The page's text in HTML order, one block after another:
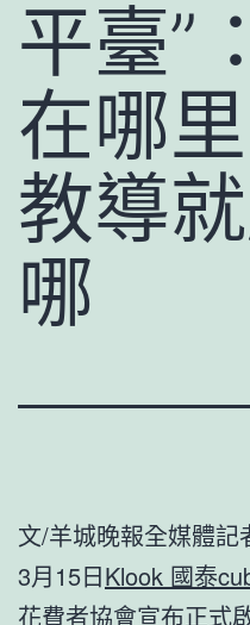
平臺”
在哪
教導
哪
文/羊城晚報全媒體
3月15日Klook 國泰
花費者協會宣布正式